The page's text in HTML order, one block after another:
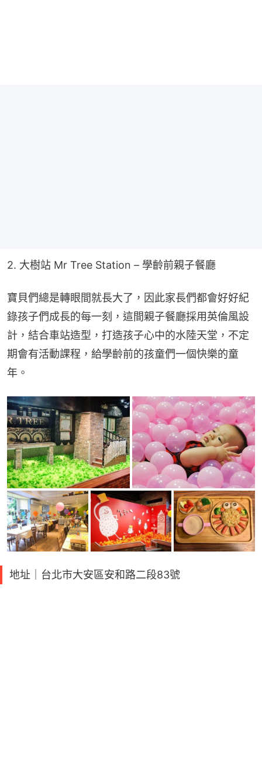
2. 大樹站 Mr Tree Station – 學齡前親子餐廳
寶貝們總是轉眼間就長大了，因此家長們都會好好紀
錄孩子們成長的每一刻，這間親子餐廳採用英倫風設
計，結合車站造型，打造孩子心中的水陸天堂，不定
期會有活動課程，給學齡前的孩童們一個快樂的童
年。
地址｜台北市大安區安和路二段83號